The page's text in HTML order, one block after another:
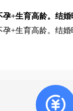
+生育高龄。结